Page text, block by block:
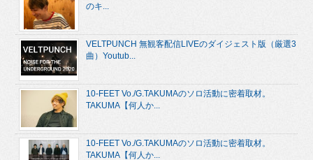
のキ...
VELTPUNCH 無観客配信LIVEのダイジェスト版（厳選3
曲）Youtub...
10-FEET Vo./G.TAKUMAのソロ活動に密着取材。
TAKUMA【何人か...
10-FEET Vo./G.TAKUMAのソロ活動に密着取材。
TAKUMA【何人か...